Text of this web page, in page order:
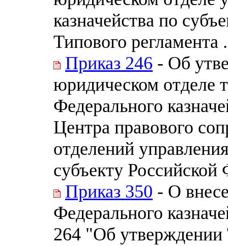
казначейства по
Типового регламента
Приказ 246 - Об
юридическом отделе
Федерального
Центра правового
отделений
субъекту Российской
Приказ 350 - О
Федерального
264 "Об утверждении